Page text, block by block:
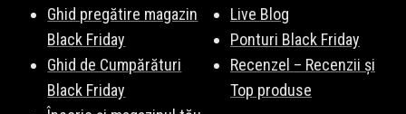
Ghid pregătire magazin
Black Friday
Ghid de Cumpărături
Black Friday
Live Blog
Ponturi Black Friday
Recenzel – Recenzii și
Top produse